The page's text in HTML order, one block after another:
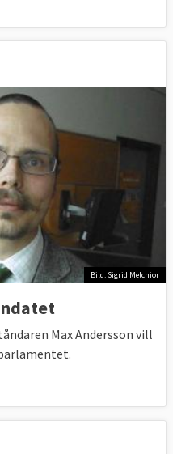
Bild: Sigrid Melchior
Max Andersson vill